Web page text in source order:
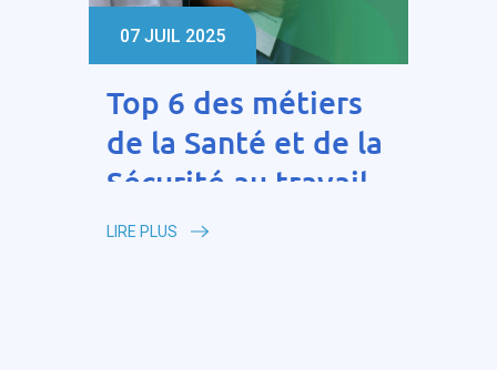
07 JUIL 2025
Top 6 des métiers
de la Santé et de la
Sécurité au travail
LIRE PLUS